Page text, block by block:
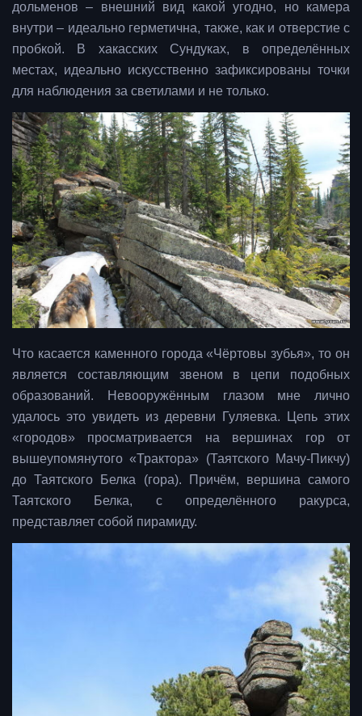
дольменов – внешний вид какой угодно, но камера
внутри – идеально герметична, также, как и отверстие с
пробкой. В хакасских Сундуках, в определённых
местах, идеально искусственно зафиксированы точки
для наблюдения за светилами и не только.
Что касается каменного города «Чёртовы зубья», то он
является составляющим звеном в цепи подобных
образований. Невооружённым глазом мне лично
удалось это увидеть из деревни Гуляевка. Цепь этих
«городов» просматривается на вершинах гор от
вышеупомянутого «Трактора» (Таятского Мачу-Пикчу)
до Таятского Белка (гора). Причём, вершина самого
Таятского Белка, с определённого ракурса,
представляет собой пирамиду.